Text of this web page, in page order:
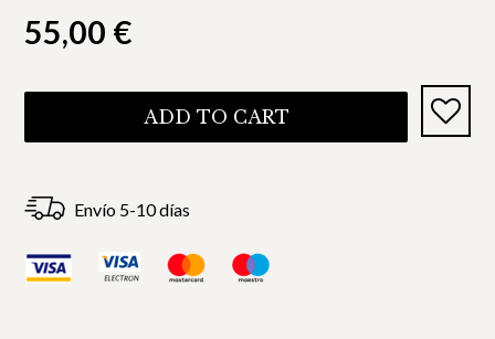
55,00 €
ADD TO CART
Envío 5-10 días